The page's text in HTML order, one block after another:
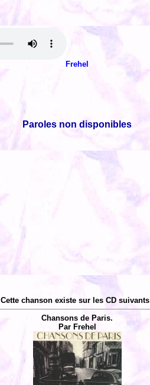
Frehel
Paroles non disponibles
Cette chanson existe sur les CD
Chansons de Paris.
Par Frehel